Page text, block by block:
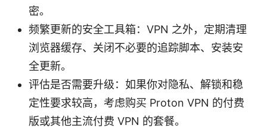
密。
频繁更新的安全工具箱：VPN 之外，定期清理
浏览器缓存、关闭不必要的追踪脚本、安装安
全更新。
评估是否需要升级：如果你对隐私、解锁和稳
定性要求较高，考虑购买 Proton VPN 的付费
版或其他主流付费 VPN 的套餐。